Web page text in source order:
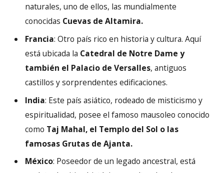
naturales, uno de ellos, las mundialmente
conocidas Cuevas de Altamira.
Francia: Otro país rico en historia y cultura. Aquí
está ubicada la Catedral de Notre Dame y
también el Palacio de Versalles, antiguos
castillos y sorprendentes edificaciones.
India: Este país asiático, rodeado de misticismo y
espiritualidad, posee el famoso mausoleo conocido
como Taj Mahal, el Templo del Sol o las
famosas Grutas de Ajanta.
México: Poseedor de un legado ancestral, está